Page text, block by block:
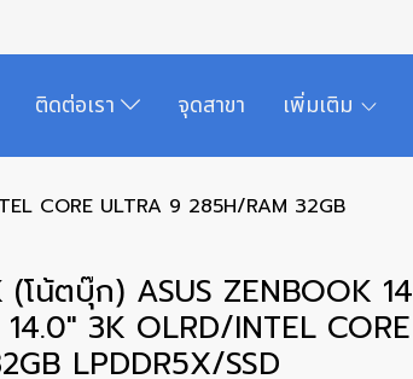
ติดต่อเรา จุดสาขา เพิ่มเติม
CORE ULTRA 9 285H/RAM 32GB
น้ตบุ๊ก) ASUS ZENBOOK 14
3K OLRD/INTEL CORE
LPDDR5X/SSD